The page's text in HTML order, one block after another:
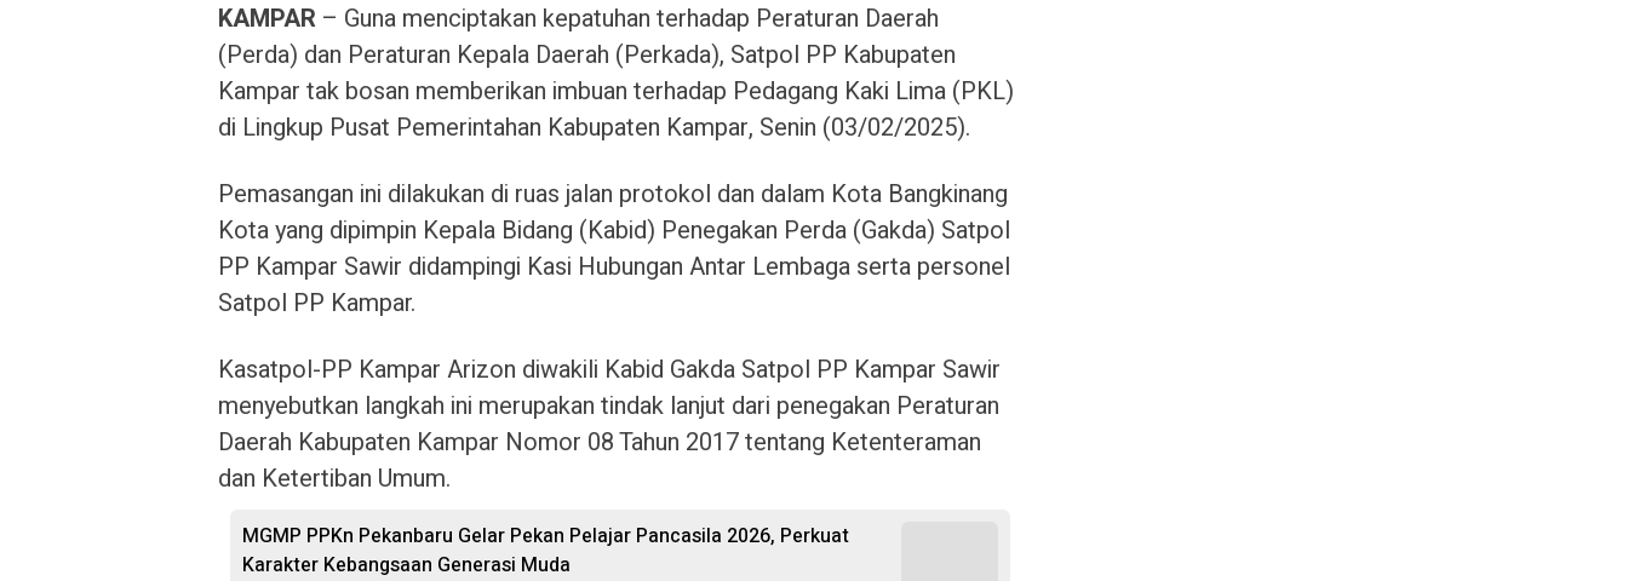
KAMPAR – Guna menciptakan kepatuhan terhadap Peraturan Daerah
(Perda) dan Peraturan Kepala Daerah (Perkada), Satpol PP Kabupaten
Kampar tak bosan memberikan imbuan terhadap Pedagang Kaki Lima (PKL)
di Lingkup Pusat Pemerintahan Kabupaten Kampar, Senin (03/02/2025).
Pemasangan ini dilakukan di ruas jalan protokol dan dalam Kota Bangkinang
Kota yang dipimpin Kepala Bidang (Kabid) Penegakan Perda (Gakda) Satpol
PP Kampar Sawir didampingi Kasi Hubungan Antar Lembaga serta personel
Satpol PP Kampar.
Kasatpol-PP Kampar Arizon diwakili Kabid Gakda Satpol PP Kampar Sawir
menyebutkan langkah ini merupakan tindak lanjut dari penegakan Peraturan
Daerah Kabupaten Kampar Nomor 08 Tahun 2017 tentang Ketenteraman
dan Ketertiban Umum.
MGMP PPKn Pekanbaru Gelar Pekan Pelajar Pancasila 2026, Perkuat
Karakter Kebangsaan Generasi Muda